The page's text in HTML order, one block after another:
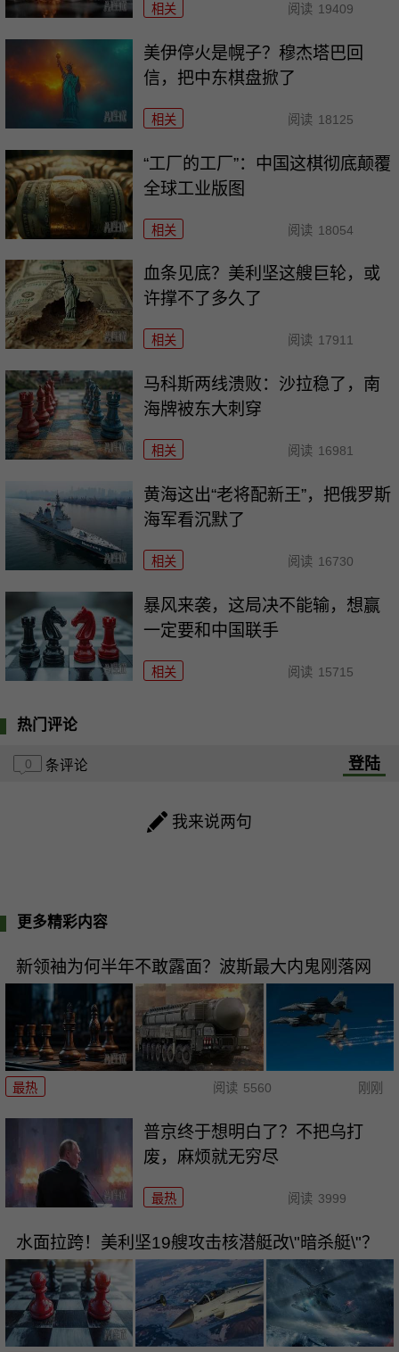
相关 阅读 19409
美伊停火是幌子？穆杰塔巴回
信，把中东棋盘掀了
相关 阅读 18125
“工厂的工厂”：中国这棋彻底颠覆
全球工业版图
相关 阅读 18054
血条见底？美利坚这艘巨轮，或
许撑不了多久了
相关 阅读 17911
马科斯两线溃败：沙拉稳了，南
海牌被东大刺穿
相关 阅读 16981
黄海这出“老将配新王”，把俄罗斯
海军看沉默了
相关 阅读 16730
暴风来袭，这局决不能输，想赢
一定要和中国联手
相关 阅读 15715
热门评论
0 条评论 登陆
我来说两句
更多精彩内容
新领袖为何半年不敢露面？波斯最大内鬼刚落网
最热 阅读 5560 刚刚
普京终于想明白了？不把乌打
废，麻烦就无穷尽
最热 阅读 3999
水面拉跨！美利坚19艘攻击核潜艇改\"暗杀艇\"？